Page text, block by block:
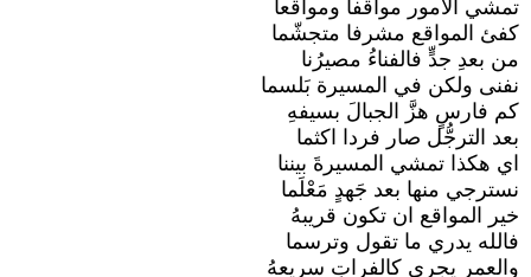
تمشي الأمور مواقفا ومواقعا
كفئ المواقع مشرفا متجشّما
من بعدِ جدٍّ فالفناءُ مصيرُنا
نفنى ولكن في المسيرة بَلسما
كم فارسٍ هزَّ الجبالَ بسيفهِ
بعد الترجُّل صار فردا اكثما
اي هكذا تمشي المسيرةَ بيننا
نسترجي منها بعد جَهدٍ مَعْلَما
خير المواقع ان تكون قريبهُ
فالله يدري ما تقول وترسما
والعمر يجري كالفراتِ سريعهُ